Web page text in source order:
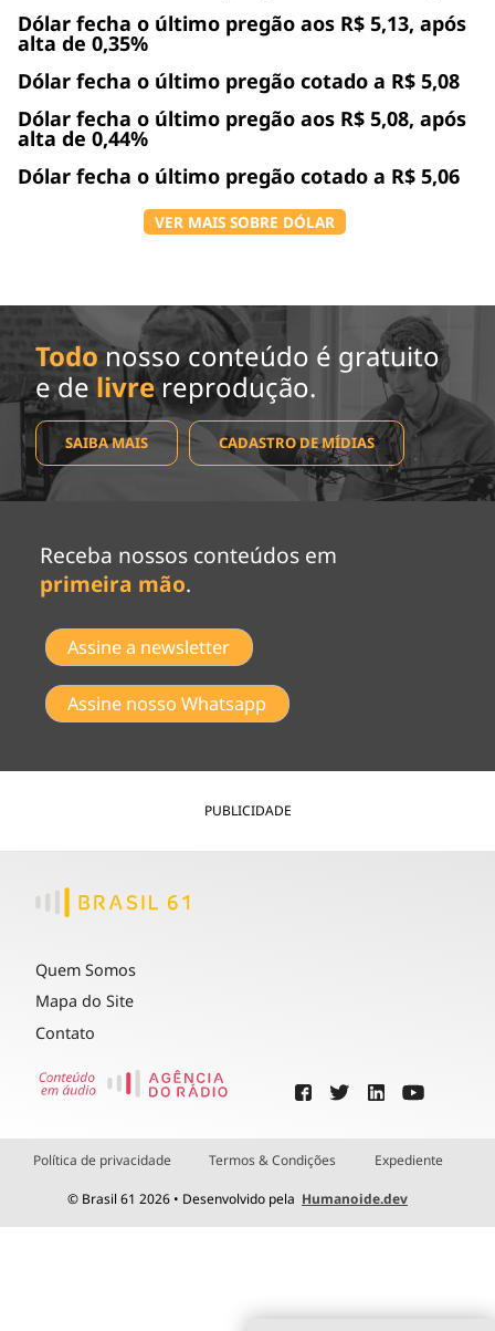
Dólar fecha o último pregão aos R$ 5,13, após
alta de 0,35%
Dólar fecha o último pregão cotado a R$ 5,08
Dólar fecha o último pregão aos R$ 5,08, após
alta de 0,44%
Dólar fecha o último pregão cotado a R$ 5,06
VER MAIS SOBRE DÓLAR
Todo nosso conteúdo é gratuito
e de livrereprodução.
SAIBA MAIS CADASTRO DE MÍDIAS
Receba nossos conteúdos em
primeira mão.
Assine a newsletter
Assine nosso Whatsapp
PUBLICIDADE
Quem Somos
Mapa do Site
Contato
Política de privacidade Termos & Condições Expediente
© Brasil 61 2026 • Desenvolvido pela Humanoide.dev